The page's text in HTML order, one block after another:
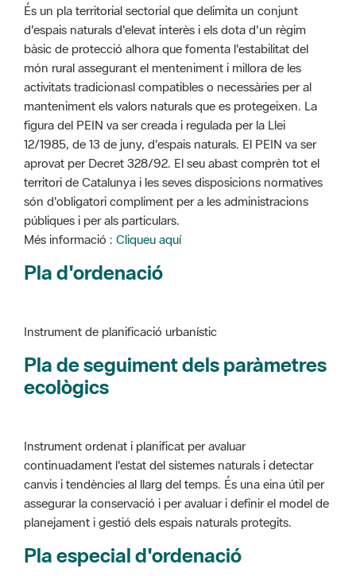
món rural assegurant el menteniment i millora de les
activitats tradicionasl compatibles o necessàries per al
manteniment els valors naturals que es protegeixen. La
figura del PEIN va ser creada i regulada per la Llei
12/1985, de 13 de juny, d'espais naturals. El PEIN va ser
aprovat per Decret 328/92. El seu abast comprèn tot el
territori de Catalunya i les seves disposicions normatives
són d'obligatori compliment per a les administracions
públiques i per als particulars.
Més informació :Cliqueu aquí
Pla d'ordenació
Instrument de planificació urbanístic
ecològics
Instrument ordenat i planificat per avaluar
assegurar la conservació i per avaluar i definir el model de
planejament i gestió dels espais naturals protegits.
Pla especial d'ordenació
Instrument de planificació urbanístic